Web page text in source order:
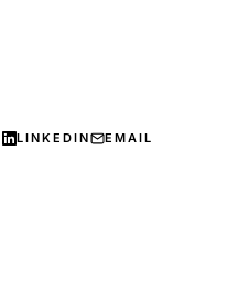
LINKEDIN EMAIL